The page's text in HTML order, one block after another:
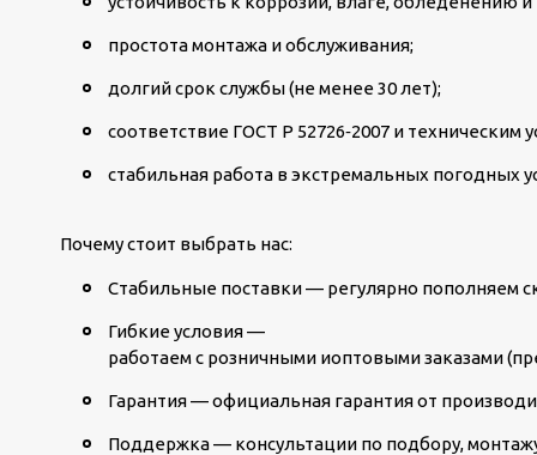
простота монтажа и обслуживания;
долгий срок службы (не менее 30 лет);
соответствие ГОСТ Р 52726‑2007 и техническим
стабильная работа в экстремальных погодных
Почему стоит выбрать нас:
Стабильные поставки — регулярно пополняем
Гибкие условия —
работаем с розничными иоптовыми заказами
Гарантия — официальная гарантия от
Поддержка — консультации по подбору,